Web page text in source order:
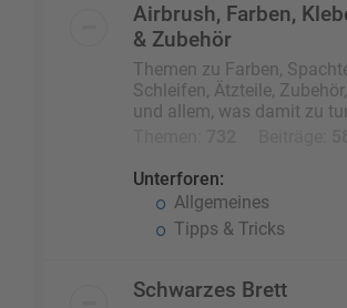
Airbrush, Farben,
& Zubehör
Themen zu Farben,
Schleifen, Ätzteile,
und allem, was damit zu
Unterforen:
Allgemeines
Tipps & Tricks
Schwarzes Brett